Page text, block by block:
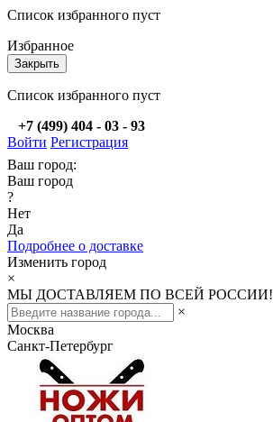
Список избранного пуст
Избранное
Закрыть
Список избранного пуст
+7 (499) 404 - 03 - 93
Войти Регистрация
Ваш город:
Ваш город
?
Нет
Да
Подробнее о доставке
Изменить город
×
МЫ ДОСТАВЛЯЕМ ПО ВСЕЙ РОССИИ!
×
Москва
Санкт-Петербург